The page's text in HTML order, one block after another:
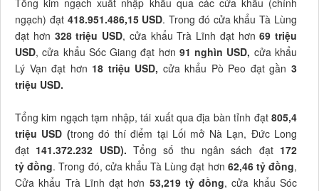
Tổng kim ngạch xuất nhập khẩu qua các cửa khẩu (chính
ngạch) đạt 418.951.486,15 USD. Trong đó cửa khẩu Tà Lùng
đạt hơn 328 triệu USD, cửa khẩu Trà Lĩnh đạt hơn69 triệu
USD, cửa khẩu Sóc Giang đạt hơn 91 nghìn USD, cửa khẩu
Lý Vạn đạt hơn 18 triệu USD, cửa khẩu Pò Peo đạt gần 3
triệu USD.
Tổng kim ngạch tạm nhập, tái xuất qua địa bàn tỉnh đạt 805,4
triệu USD (trong đó thí điểm tại Lối mở Nà Lạn, Đức Long
đạt 141.372.232 USD). Tổng số thu ngân sách đạt 172
tỷđồng. Trong đó, cửa khẩu Tà Lùng đạt hơn 62,46 tỷ đồng,
Cửa khẩu Trà Lĩnh đạt hơn 53,219 tỷ đồng, cửa khẩu Sóc